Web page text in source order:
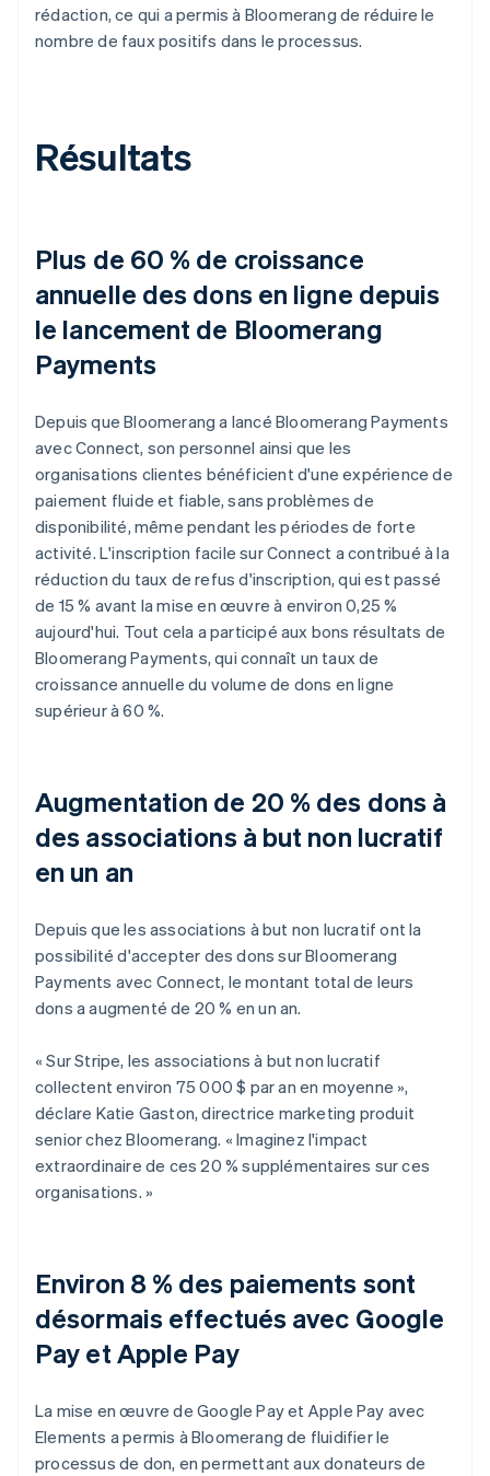
rédaction, ce qui a permis à Bloomerang de réduire le
nombre de faux positifs dans le processus.
Résultats
Plus de 60 % de croissance
annuelle des dons en ligne depuis
le lancement de Bloomerang
Payments
Depuis que Bloomerang a lancé Bloomerang Payments
avec Connect, son personnel ainsi que les
organisations clientes bénéficient d'une expérience de
paiement fluide et fiable, sans problèmes de
disponibilité, même pendant les périodes de forte
activité. L'inscription facile sur Connect a contribué à la
réduction du taux de refus d'inscription, qui est passé
de 15 % avant la mise en œuvre à environ 0,25 %
aujourd'hui. Tout cela a participé aux bons résultats de
Bloomerang Payments, qui connaît un taux de
croissance annuelle du volume de dons en ligne
supérieur à 60 %.
Augmentation de 20 % des dons à
des associations à but non lucratif
en un an
Depuis que les associations à but non lucratif ont la
possibilité d'accepter des dons sur Bloomerang
Payments avec Connect, le montant total de leurs
dons a augmenté de 20 % en un an.
« Sur Stripe, les associations à but non lucratif
collectent environ 75 000 $ par an en moyenne »,
déclare Katie Gaston, directrice marketing produit
senior chez Bloomerang. « Imaginez l'impact
extraordinaire de ces 20 % supplémentaires sur ces
organisations. »
Environ 8 % des paiements sont
désormais effectués avec Google
Pay et Apple Pay
La mise en œuvre de Google Pay et Apple Pay avec
Elements a permis à Bloomerang de fluidifier le
processus de don, en permettant aux donateurs de